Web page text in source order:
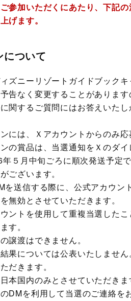
参加いただくにあたり、下記
げます。
について
ズニーリゾートガイドブック
告なく変更することがあります
関するご質問にはお答えいた
には、Ｘアカウントからのみ応
の賞品は、当選通知をＸのダ
年５月中旬ごろに順次発送予定
ございます。
を送信する際に、公式アカウ
無効とさせていただきます。
ントを使用して重複当選した
す。
譲渡はできません。
果については公表いたしませ
だきます。
本国内のみとさせていただき
DMを利用して当選のご連絡を